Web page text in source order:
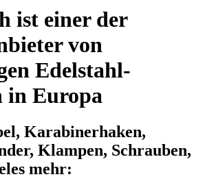
ist einer der
von
Edelstahl-
in Europa
Karabinerhaken,
Klampen, Schrauben,
mehr: